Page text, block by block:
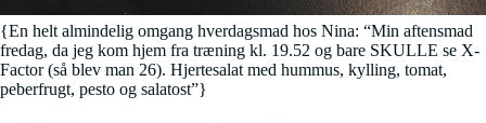
{En helt almindelig omgang hverdagsmad hos Nina: “Min aftensmad
fredag, da jeg kom hjem fra træning kl. 19.52 og bare SKULLE se X-
Factor (så blev man 26). Hjertesalat med hummus, kylling, tomat,
peberfrugt, pesto og salatost”}